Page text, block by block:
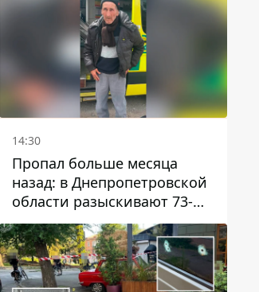
14:30
Пропал больше месяца
назад: в Днепропетровской
области разыскивают 73-
летнего мужчину